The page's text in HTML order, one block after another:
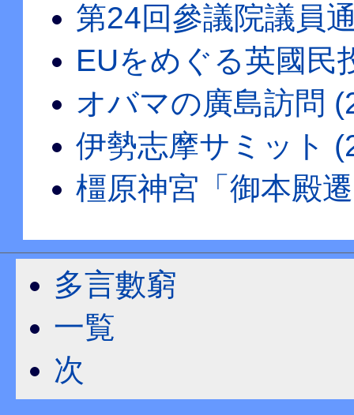
第24回參議院議員
EUをめぐる英國民
オバマの廣島訪問
伊勢志摩サミット
橿原神宮「御本殿
多言數窮
一覧
次